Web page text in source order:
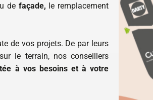
de façade, le remplacement
de vos projets. De par leurs
le terrain, nos conseillers
à vos besoins et à votre